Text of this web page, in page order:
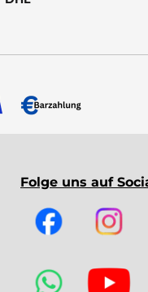
Folge uns auf